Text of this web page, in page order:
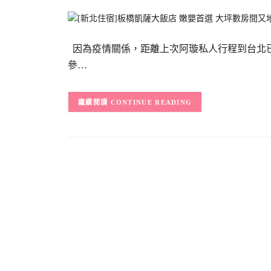
因為疫情關係，距離上次阿璇私人行程到台
參…
CONTINUE READING